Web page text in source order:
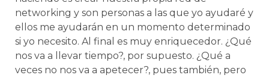
networking y son personas a las que yo ayudaré y
ellos me ayudarán en un momento determinado
si yo necesito. Al final es muy enriquecedor. ¿Qué
nos va a llevar tiempo?, por supuesto. ¿Qué a
veces no nos va a apetecer?, pues también, pero